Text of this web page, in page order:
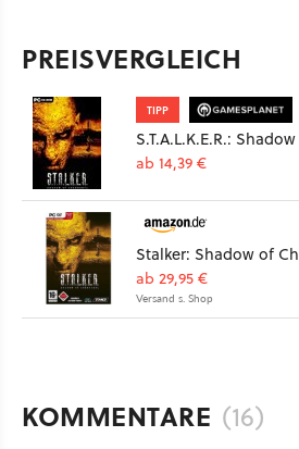
PREISVERGLEICH
TIPP
S.T.A.L.K.E.R.:
ab 14,39 €
Stalker: Shadow of
ab 29,95 €
Versand s. Shop
KOMMENTARE (16)